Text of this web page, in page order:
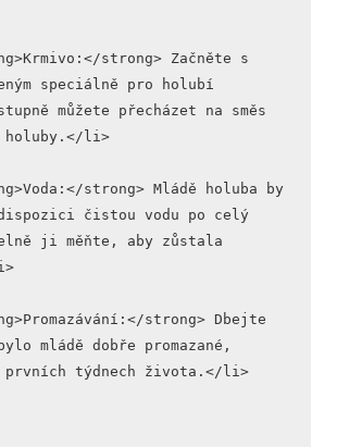
speciálně pro holubí
můžete přecházet na směs
holuby.</li>
čistou vodu po celý
ji měňte, aby zůstala
mládě dobře promazané,
prvních týdnech života.</li>